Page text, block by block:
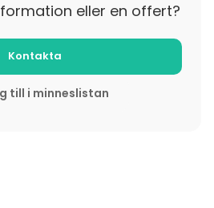
kaksi tuntia ja pelilautanasi
rakennukset. Voit myös
€/pelaaja.
eller en offert?
Kontakta
till i minneslistan